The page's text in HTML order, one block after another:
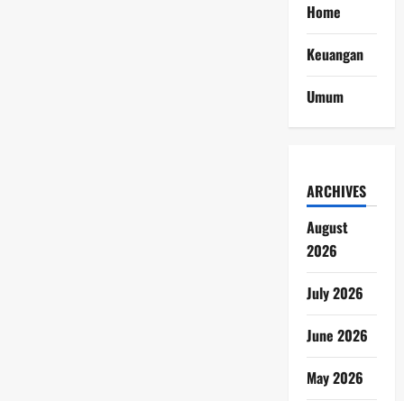
Home
Keuangan
Umum
ARCHIVES
August
2026
July 2026
June 2026
May 2026